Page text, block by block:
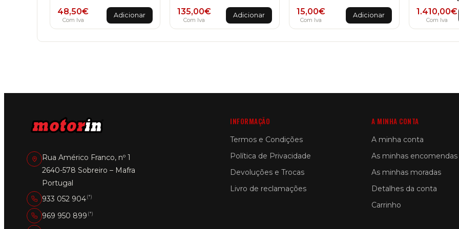
48,50€
Com Iva
Adicionar 135,00€
Com Iva
Adicionar 15,00€
Com Iva
Adicionar 1.410,00€
Com Iva
Rua Américo Franco, nº 1
2640-578 Sobreiro – Mafra
Portugal
933 052 904(*)
969 950 899 (*)
INFORMAÇÃO
Termos e Condições
Política de Privacidade
Devoluções e Trocas
Livro de reclamações
A MINHA CONTA
A minha conta
As minhas encomendas
As minhas moradas
Detalhes da conta
Carrinho